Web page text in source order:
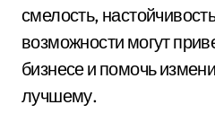
смелость,
возможности могут
бизнесе и помочь
лучшему.